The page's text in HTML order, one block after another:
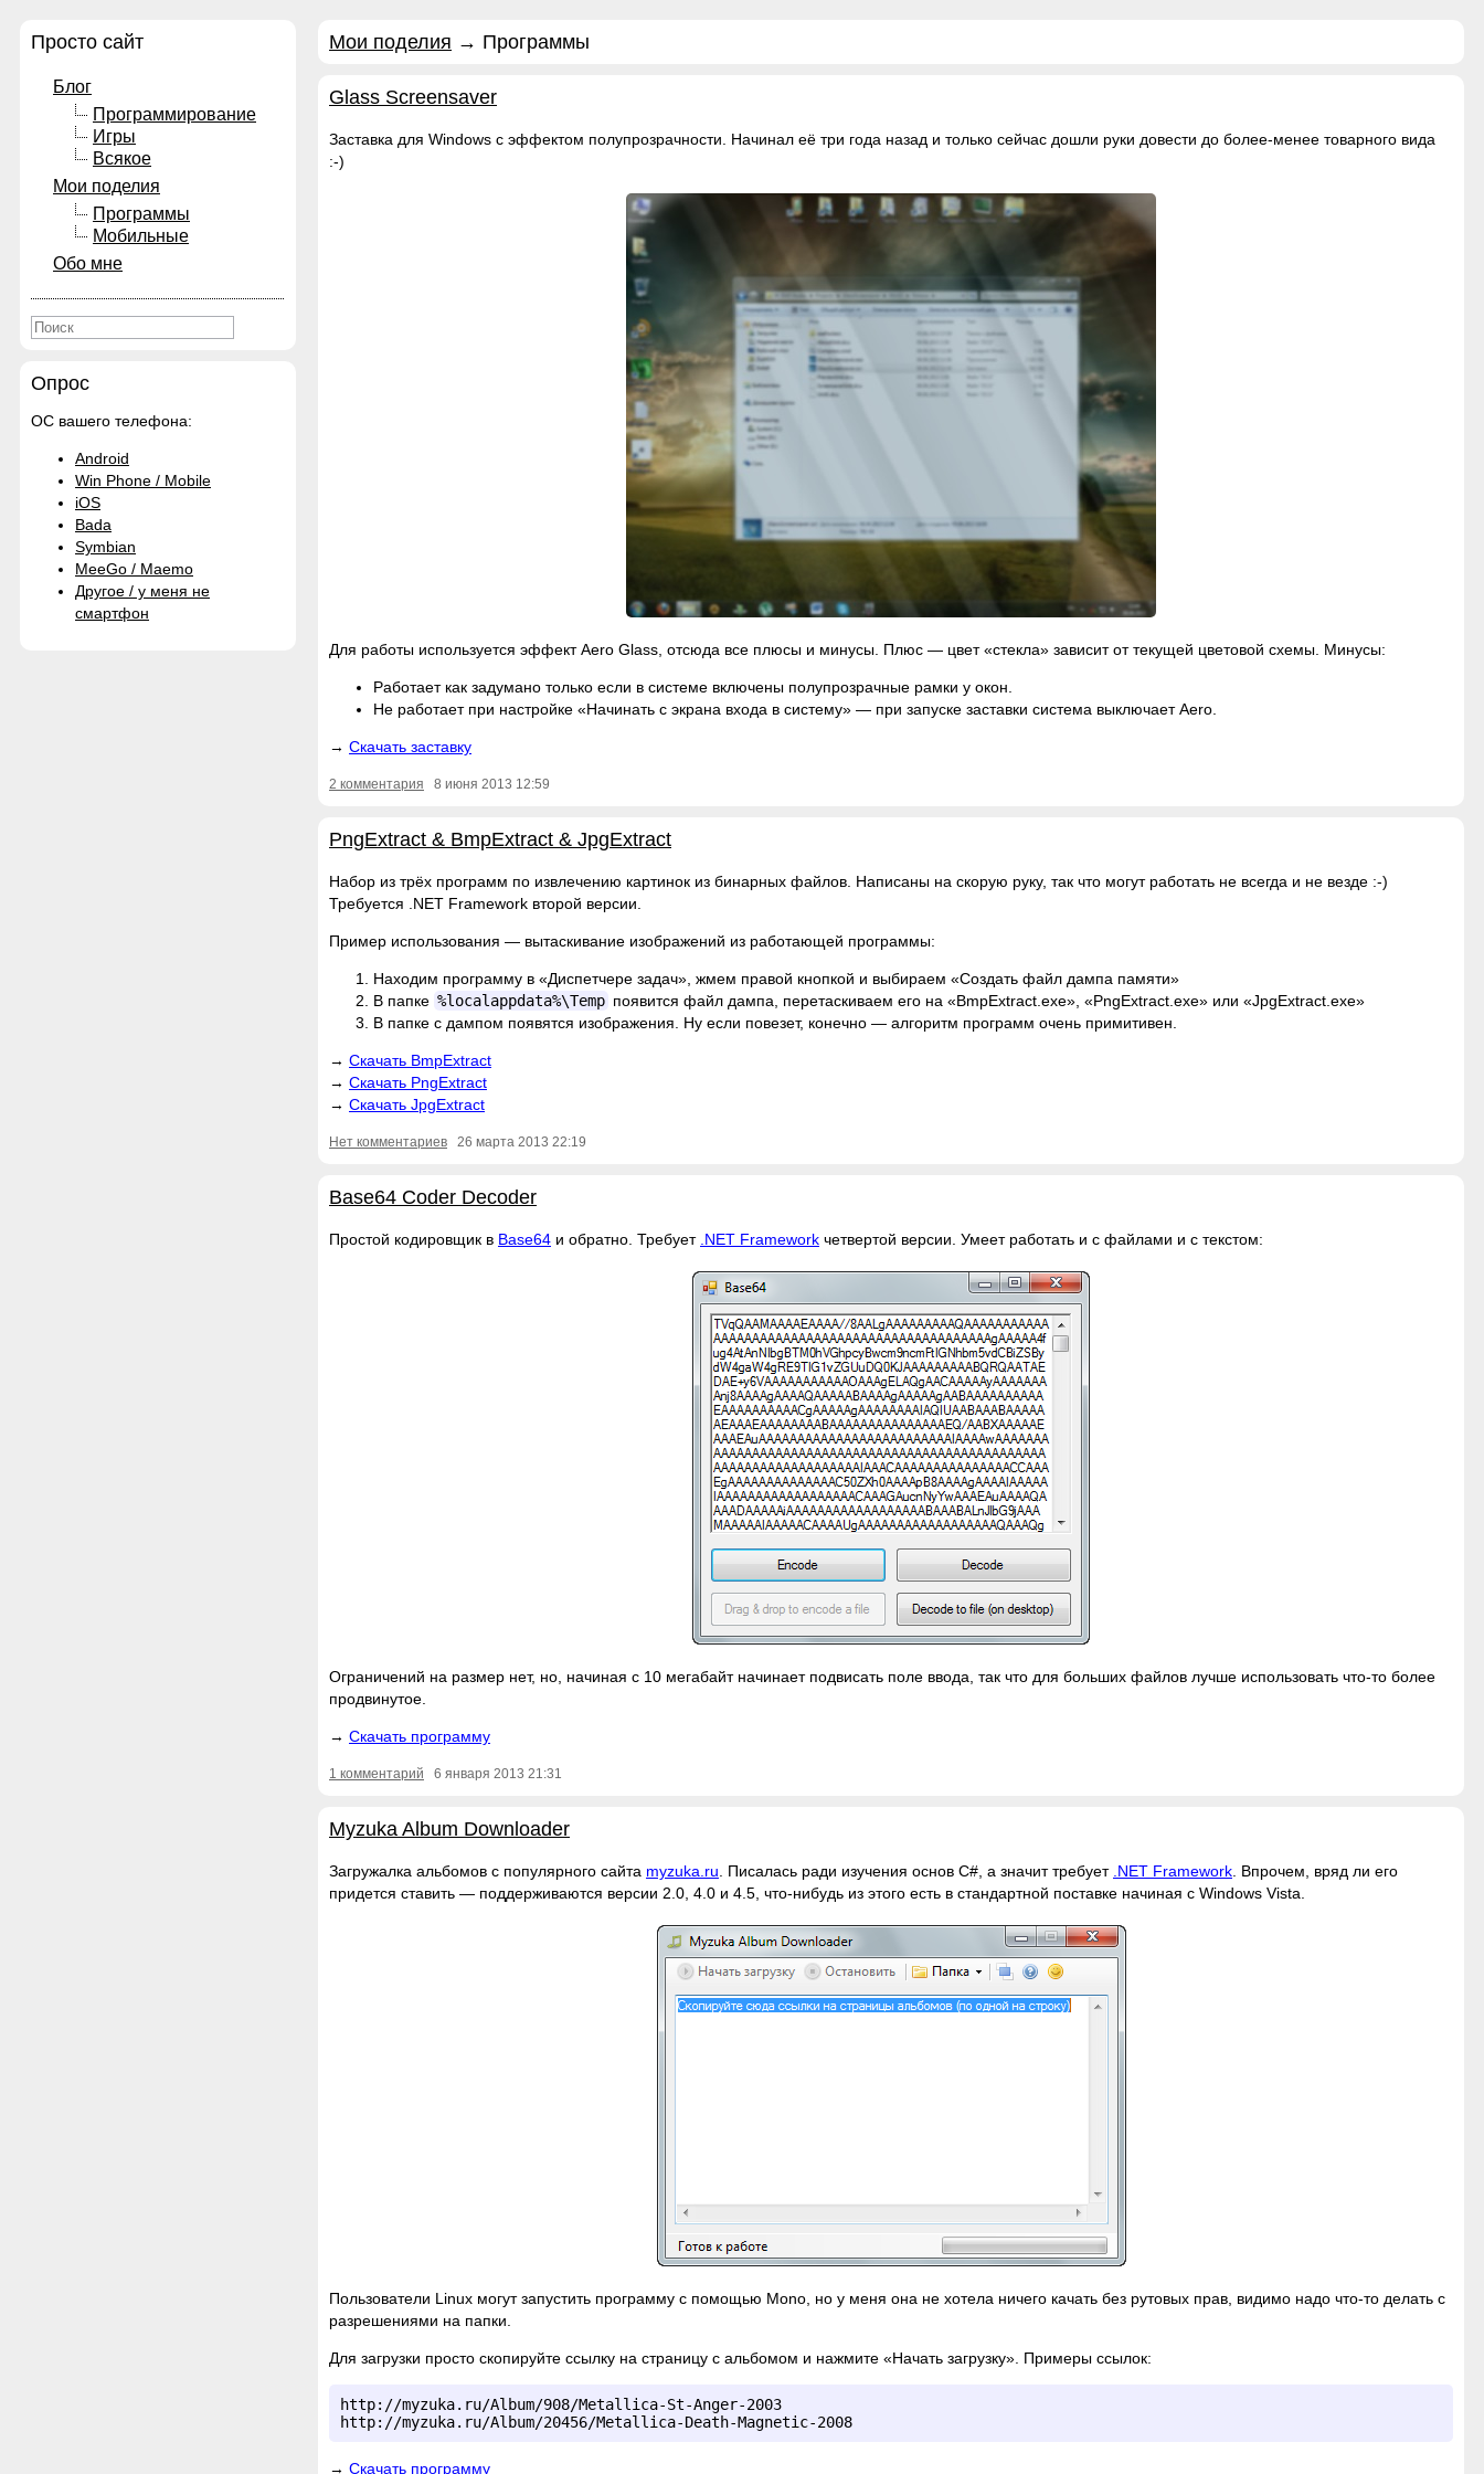
Просто сайт
Блог
Программирование
Игры
Всякое
Мои поделия
Программы
Мобильные
Обо мне
Опрос
ОС вашего телефона:
Android
Win Phone / Mobile
iOS
Bada
Symbian
MeeGo / Maemo
Другое / у меня не
смартфон
Мои поделия → Программы
Glass Screensaver
Заставка для Windows с эффектом полупрозрачности. Начинал её три года назад и только сейчас дошли руки довести до более-менее товарного вида
:-)
Для работы используется эффект Aero Glass, отсюда все плюсы и минусы. Плюс — цвет «стекла» зависит от текущей цветовой схемы. Минусы:
Работает как задумано только если в системе включены полупрозрачные рамки у окон.
Не работает при настройке «Начинать с экрана входа в систему» — при запуске заставки система выключает Aero.
Скачать заставку
2 комментария 8 июня 2013 12:59
PngExtract & BmpExtract & JpgExtract
Набор из трёх программ по извлечению картинок из бинарных файлов. Написаны на скорую руку, так что могут работать не всегда и не везде :-)
Требуется .NET Framework второй версии.
Пример использования — вытаскивание изображений из работающей программы:
Находим программу в «Диспетчере задач», жмем правой кнопкой и выбираем «Создать файл дампа памяти»
В папке %localappdata%\Temp появится файл дампа, перетаскиваем его на «BmpExtract.exe», «PngExtract.exe» или «JpgExtract.exe»
В папке с дампом появятся изображения. Ну если повезет, конечно — алгоритм программ очень примитивен.
Скачать BmpExtract
Скачать PngExtract
Скачать JpgExtract
Нет комментариев 26 марта 2013 22:19
Base64 Coder Decoder
Простой кодировщик в Base64 и обратно. Требует .NET Framework четвертой версии. Умеет работать и с файлами и с текстом:
Ограничений на размер нет, но, начиная с 10 мегабайт начинает подвисать поле ввода, так что для больших файлов лучше использовать что-то более
продвинутое.
Скачать программу
1 комментарий 6 января 2013 21:31
Myzuka Album Downloader
Загружалка альбомов с популярного сайта myzuka.ru . Писалась ради изучения основ C#, а значит требует .NET Framework . Впрочем, вряд ли его
придется ставить — поддерживаются версии 2.0, 4.0 и 4.5, что-нибудь из этого есть в стандартной поставке начиная с Windows Vista.
Пользователи Linux могут запустить программу с помощью Mono, но у меня она не хотела ничего качать без рутовых прав, видимо надо что-то делать с
разрешениями на папки.
Для загрузки просто скопируйте ссылку на страницу с альбомом и нажмите «Начать загрузку». Примеры ссылок:
http://myzuka.ru/Album/908/Metallica-St-Anger-2003
Скачать программу